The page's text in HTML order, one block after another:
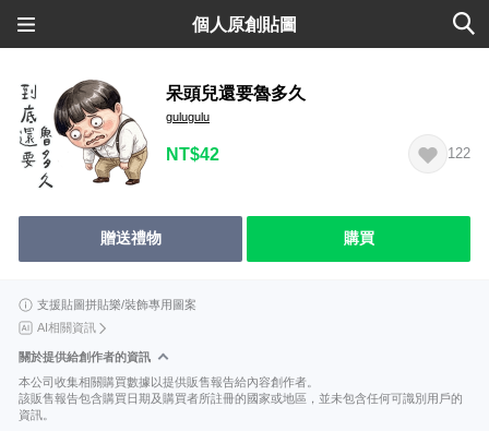
個人原創貼圖
呆頭兒還要魯多久
gulugulu
NT$42 122
贈送禮物 購買
支援貼圖拼貼樂/裝飾專用圖案
AI相關資訊
關於提供給創作者的資訊
本公司收集相關購買數據以提供販售報告給內容創作者。
該販售報告包含購買日期及購買者所註冊的國家或地區，並未包含任何可識別用戶的
資訊。